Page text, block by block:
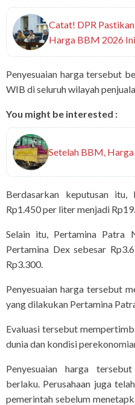
Catat! DPR
Harga BBM 2026 Ini
Penyesuaian harga tersebut
WIB di seluruh wilayah
You might be interested :
Setelah BBM,
Berdasarkan keputusan
Rp1.450 per liter menjadi
Selain itu, Pertamina Patra
Pertamina Dex sebesar
Rp3.300.
Penyesuaian harga tersebut
yang dilakukan Pertamina
Evaluasi tersebut
dunia dan kondisi
Penyesuaian harga
berlaku. Perusahaan juga
pemerintah sebelum